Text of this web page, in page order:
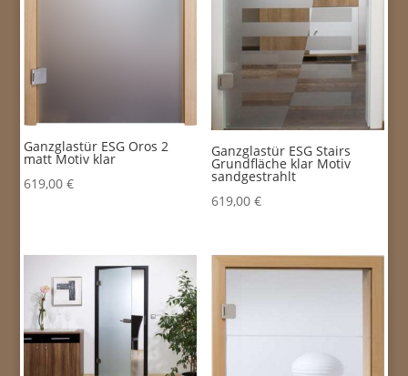
Ganzglastür ESG Oros 2
matt Motiv klar
619,00€
Ganzglastür ESG Stairs
Grundfläche klar Motiv
sandgestrahlt
619,00 €